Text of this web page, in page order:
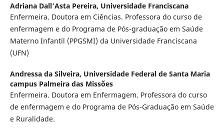
Adriana Dall’Asta Pereira, Universidade Franciscana
Enfermeira. Doutora em Ciências. Professora do curso de
enfermagem e do Programa de Pós-graduação em Saúde
Materno Infantil (PPGSMI) da Universidade Franciscana
(UFN)
Andressa da Silveira, Universidade Federal de Santa Maria
campus Palmeira das Missões
Enfermeira. Doutora em Enfermagem. Professora do curso
de enfermagem e do Programa de Pós-Graduação em Saúde
e Ruralidade.